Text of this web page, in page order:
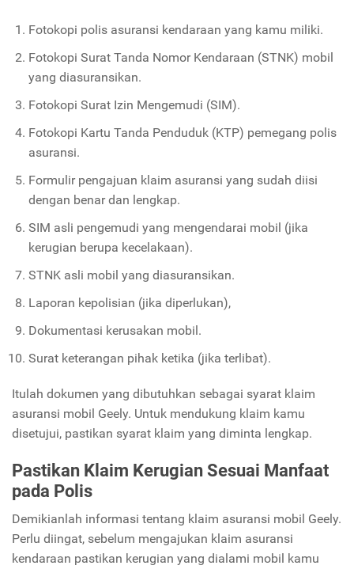
Fotokopi polis asuransi kendaraan yang kamu miliki.
Fotokopi Surat Tanda Nomor Kendaraan (STNK) mobil
yang diasuransikan.
Fotokopi Surat Izin Mengemudi (SIM).
Fotokopi Kartu Tanda Penduduk (KTP) pemegang polis
asuransi.
Formulir pengajuan klaim asuransi yang sudah diisi
dengan benar dan lengkap.
SIM asli pengemudi yang mengendarai mobil (jika
kerugian berupa kecelakaan).
STNK asli mobil yang diasuransikan.
Laporan kepolisian (jika diperlukan),
Dokumentasi kerusakan mobil.
Surat keterangan pihak ketika (jika terlibat).
Itulah dokumen yang dibutuhkan sebagai syarat klaim
asuransi mobil Geely. Untuk mendukung klaim kamu
disetujui, pastikan syarat klaim yang diminta lengkap.
Pastikan Klaim Kerugian Sesuai Manfaat
pada Polis
Demikianlah informasi tentang klaim asuransi mobil Geely.
Perlu diingat, sebelum mengajukan klaim asuransi
kendaraan pastikan kerugian yang dialami mobil kamu